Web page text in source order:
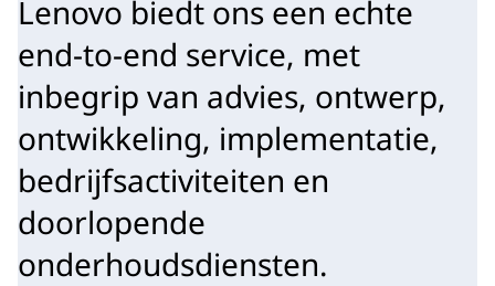
Lenovo biedt ons een echte
end-to-end service, met
inbegrip van advies, ontwerp,
ontwikkeling, implementatie,
bedrijfsactiviteiten en
doorlopende
onderhoudsdiensten.